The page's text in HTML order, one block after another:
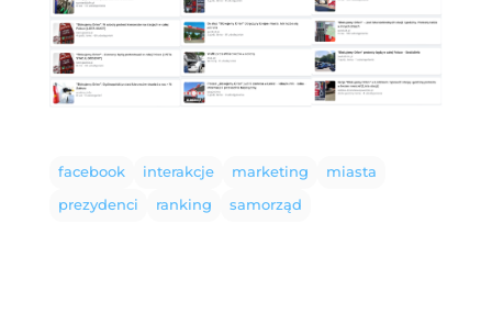
facebook interakcje marketing
miasta
prezydenci
ranking samorząd